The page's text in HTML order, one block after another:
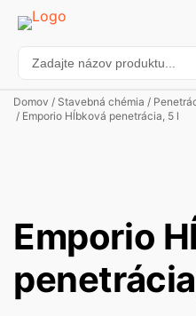
Domov / Stavebná chémia /
/ Emporio Hĺbková penetrácia, 5 l
Emporio